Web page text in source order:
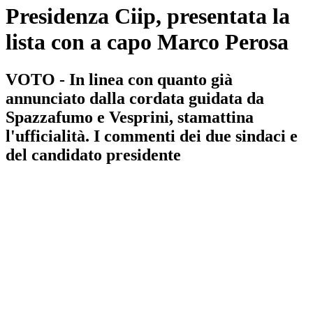
Presidenza Ciip, presentata la
lista con a capo Marco Perosa
VOTO - In linea con quanto già
annunciato dalla cordata guidata da
Spazzafumo e Vesprini, stamattina
l'ufficialità. I commenti dei due sindaci e
del candidato presidente